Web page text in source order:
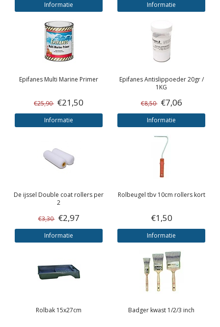
Informatie Informatie
Epifanes Multi Marine Primer
€25,90 €21,50
Informatie
EpifanesAntislippoeder 20gr /
1KG
€8,50 €7,06
Informatie
De ijssel Double coat rollers per
2
€3,30 €2,97
Informatie
Rolbeugel tbv 10cm rollers kort
€1,50
Informatie
Rolbak 15x27cm Badger kwast 1/2/3 inch